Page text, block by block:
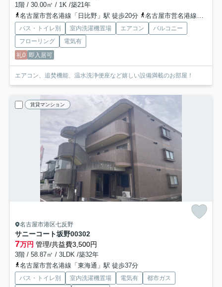
1階 / 30.00㎡ / 1K /築21年
名古屋市営名港線「日比野」駅 徒歩20分
名古屋市営名港線「六番町」駅 徒歩27分
バス・トイレ別 室内洗濯機置場 エアコン
バルコニー
フローリング
電気有
礼0 即入居可
エアコン、追焚機能、温水洗浄便座など嬉しい設備満載のお部屋！
賃貸マンション
名古屋市港区七反野
サニーコート坂野00302
7万円 管理/共益費3,500円
3階 / 58.87㎡ / 3LDK /築32年
名古屋市営名港線「東海通」駅 徒歩37分
バス・トイレ別 室内洗濯機置場 電気有 都市ガス